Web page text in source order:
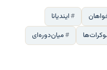
ایندیانا
میان‌دوره‌ای